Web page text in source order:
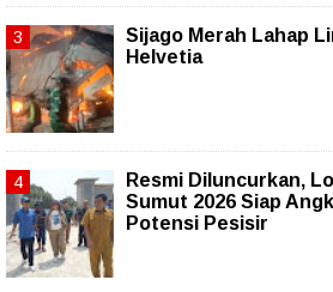
Sijago Merah Lahap
Helvetia
Resmi Diluncurkan,
Sumut 2026 Siap
Potensi Pesisir